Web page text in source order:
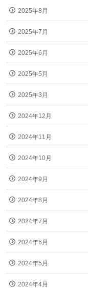
2025年8月
2025年7月
2025年6月
2025年5月
2025年3月
2024年12月
2024年11月
2024年10月
2024年9月
2024年8月
2024年7月
2024年6月
2024年5月
2024年4月